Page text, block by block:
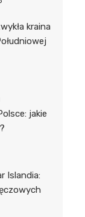
kraina
jakie
Islandia: